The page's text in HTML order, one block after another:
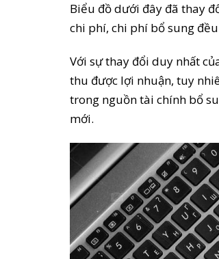
Biểu đồ dưới đây đã thay
chi phí, chi phí bổ sung
Với sự thay đổi duy nhất
thu được lợi nhuận, tuy
trong nguồn tài chính bổ
mới.